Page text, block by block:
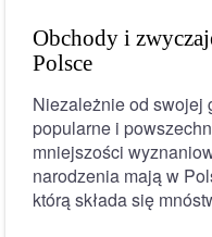
Obchody i
Polsce
Niezależnie od swojej
popularne i
mniejszości
narodzenia mają w
którą składa się